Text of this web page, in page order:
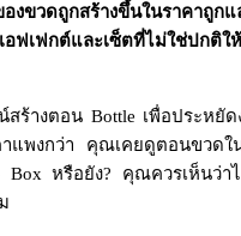
งขวดถูกสร้างขึ้นในราคาถูก
อฟเฟกต์และเซ็ตที่ไม่ใช่ปกติใ
สร้างตอน Bottle เพื่อประหยั
แพงกว่า คุณเคยดูตอนขวดใ
Box หรือยัง? คุณควรเห็นว่า